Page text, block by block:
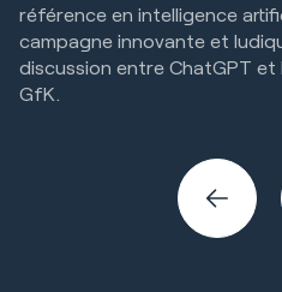
référence en intelligence
campagne innovante et
discussion entre ChatGPT
GfK.